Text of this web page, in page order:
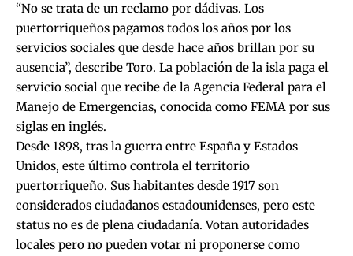
“No se trata de un reclamo por dádivas. Los
puertorriqueños pagamos todos los años por los
servicios sociales que desde hace años brillan por su
ausencia”, describe Toro. La población de la isla paga el
servicio social que recibe de la Agencia Federal para el
Manejo de Emergencias, conocida como FEMA por sus
siglas en inglés.
Desde 1898, tras la guerra entre España y Estados
Unidos, este último controla el territorio
puertorriqueño. Sus habitantes desde 1917 son
considerados ciudadanos estadounidenses, pero este
status no es de plena ciudadanía. Votan autoridades
locales pero no pueden votar ni proponerse como